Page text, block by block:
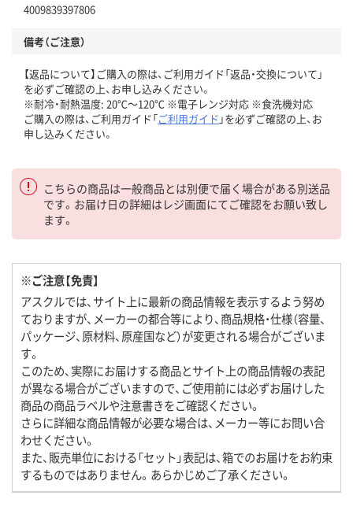
4009839397806
備考（ご注意）
【返品について】ご購入の際は、ご利用ガイド「返品・交換について」
を必ずご確認の上、お申し込みください。
※耐冷・耐熱温度: 20℃～120℃ ※電子レンジ対応 ※食洗機対応
ご購入の際は、ご利用ガイド「ご利用ガイド 」を必ずご確認の上、お
申し込みください。
こちらの商品は一般商品とは別便で届く場合がある別送品
です。お届け日の詳細はレジ画面にてご確認をお願い致し
ます。
※ご注意【免責】
アスクルでは、サイト上に最新の商品情報を表示するよう努め
ておりますが、メーカーの都合等により、商品規格・仕様（容量、
パッケージ、原材料、原産国など）が変更される場合がございま
す。
このため、実際にお届けする商品とサイト上の商品情報の表記
が異なる場合がございますので、ご使用前には必ずお届けした
商品の商品ラベルや注意書きをご確認ください。
さらに詳細な商品情報が必要な場合は、メーカー等にお問い合
わせください。
また、販売単位における「セット」表記は、箱でのお届けをお約束
するものではありません。あらかじめご了承ください。